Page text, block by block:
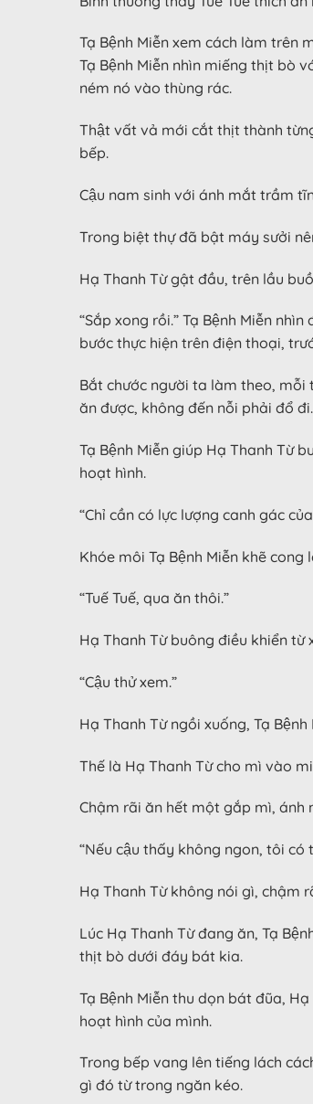
Tạ Bệnh Miễn xem cách làm trên
Tạ Bệnh Miễn nhìn miếng thịt bò
ném nó vào thùng rác.
Thật vất vả mới cắt thịt thành
bếp.
Cậu nam sinh với ánh mắt trầm
Trong biệt thự đã bật máy sưởi
Hạ Thanh Từ gật đầu, trên lầu
“Sắp xong rồi.” Tạ Bệnh Miễn
bước thực hiện trên điện thoại,
Bắt chước người ta làm theo, mỗi
ăn được, không đến nỗi phải đổ đi.
Tạ Bệnh Miễn giúp Hạ Thanh Từ
hoạt hình.
“Chỉ cần có lực lượng canh gác
Khóe môi Tạ Bệnh Miễn khẽ cong
“Tuế Tuế, qua ăn thôi.”
Hạ Thanh Từ buông điều khiển
“Cậu thử xem.”
Hạ Thanh Từ ngồi xuống, Tạ
Thế là Hạ Thanh Từ cho mì vào
Chậm rãi ăn hết một gắp mì, ánh
“Nếu cậu thấy không ngon, tôi có
Hạ Thanh Từ không nói gì, chậm
Lúc Hạ Thanh Từ đang ăn, Tạ
thịt bò dưới đáy bát kia.
Tạ Bệnh Miễn thu dọn bát đũa,
hoạt hình của mình.
Trong bếp vang lên tiếng lách
gì đó từ trong ngăn kéo.